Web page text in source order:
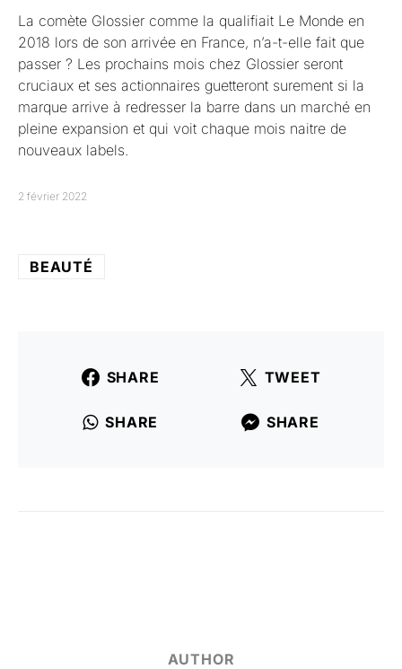
La comète Glossier comme la qualifiait Le Monde en
2018 lors de son arrivée en France, n’a-t-elle fait que
passer ? Les prochains mois chez Glossier seront
cruciaux et ses actionnaires guetteront surement si la
marque arrive à redresser la barre dans un marché en
pleine expansion et qui voit chaque mois naitre de
nouveaux labels.
2 février 2022
BEAUTÉ
SHARE TWEET
SHARE SHARE
AUTHOR